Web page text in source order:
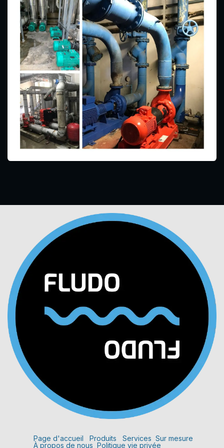
Page d'accueil Produits Services Sur mesure
À propos de nous Politique vie privée